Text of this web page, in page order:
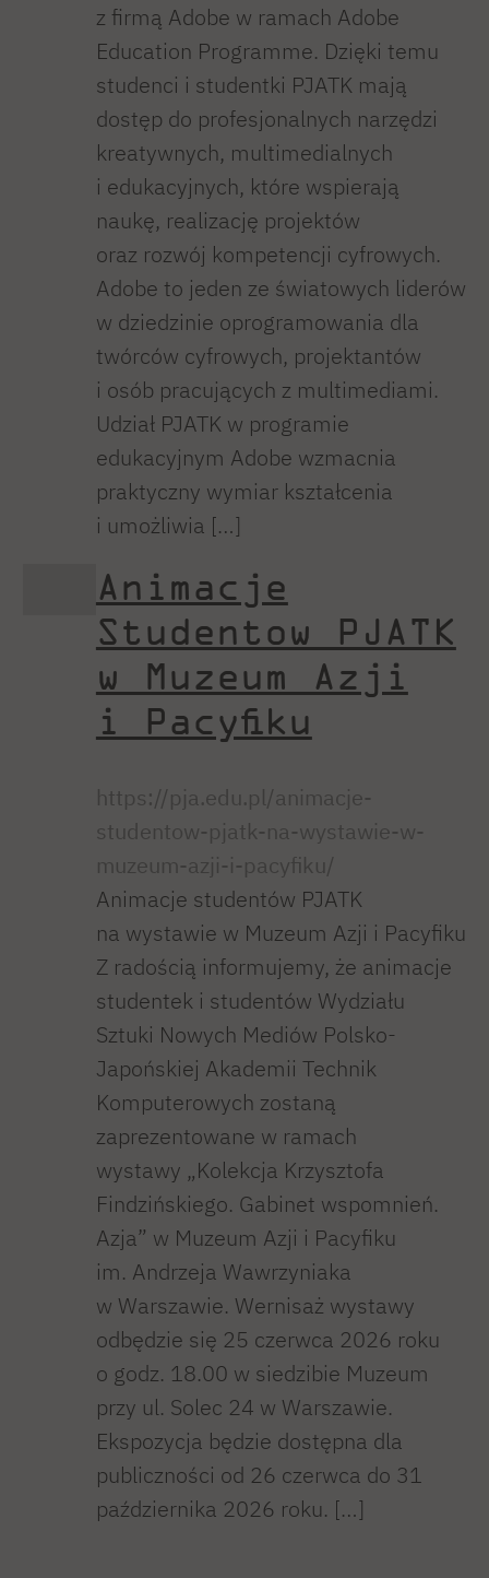
z firmą Adobe w ramach Adobe
Education Programme. Dzięki temu
studenci i studentki PJATK mają
dostęp do profesjonalnych narzędzi
kreatywnych, multimedialnych
i edukacyjnych, które wspierają
naukę, realizację projektów
oraz rozwój kompetencji cyfrowych.
Adobe to jeden ze światowych liderów
w dziedzinie oprogramowania dla
twórców cyfrowych, projektantów
i osób pracujących z multimediami.
Udział PJATK w programie
edukacyjnym Adobe wzmacnia
praktyczny wymiar kształcenia
i umożliwia […]
Animacje
Studentow PJATK
w Muzeum Azji
i Pacyfiku
https://pja.edu.pl/animacje-
studentow-pjatk-na-wystawie-w-
muzeum-azji-i-pacyfiku/
Animacje studentów PJATK
na wystawie w Muzeum Azji i Pacyfiku
Z radością informujemy, że animacje
studentek i studentów Wydziału
Sztuki Nowych Mediów Polsko-
Japońskiej Akademii Technik
Komputerowych zostaną
zaprezentowane w ramach
wystawy „Kolekcja Krzysztofa
Findzińskiego. Gabinet wspomnień.
Azja” w Muzeum Azji i Pacyfiku
im. Andrzeja Wawrzyniaka
w Warszawie. Wernisaż wystawy
odbędzie się 25 czerwca 2026 roku
o godz. 18.00 w siedzibie Muzeum
przy ul. Solec 24 w Warszawie.
Ekspozycja będzie dostępna dla
publiczności od 26 czerwca do 31
października 2026 roku. […]